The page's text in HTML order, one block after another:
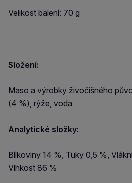
Velikost balení: 70 g
Složení:
Maso a výrobky živočišného
(4 %), rýže, voda
Analytické složky:
Bílkoviny 14 %, Tuky 0,5 %,
Vlhkost 86 %